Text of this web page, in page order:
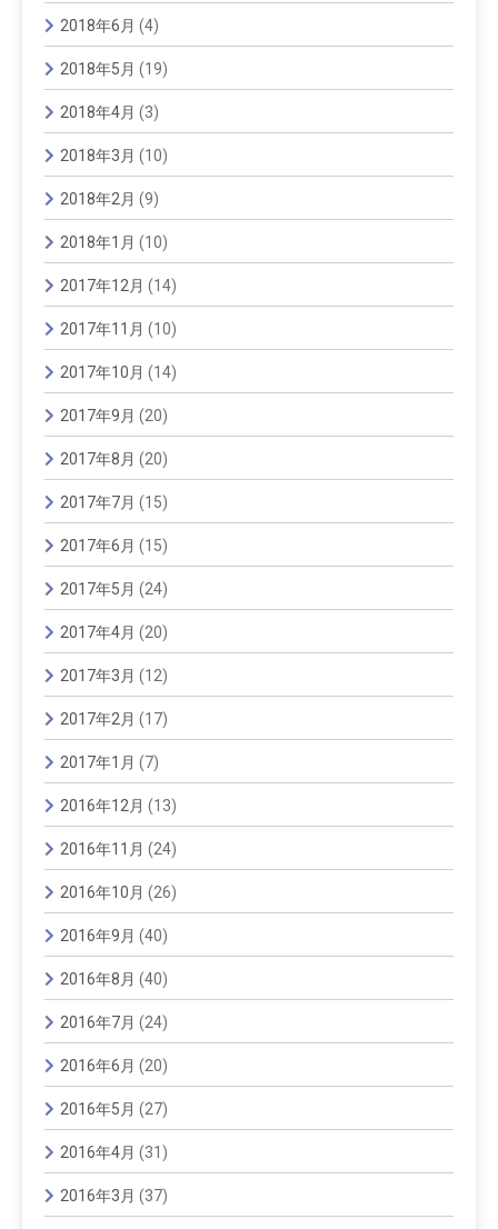
2018年6月 (4)
2018年5月 (19)
2018年4月 (3)
2018年3月 (10)
2018年2月 (9)
2018年1月 (10)
2017年12月 (14)
2017年11月 (10)
2017年10月 (14)
2017年9月 (20)
2017年8月 (20)
2017年7月 (15)
2017年6月 (15)
2017年5月 (24)
2017年4月 (20)
2017年3月 (12)
2017年2月 (17)
2017年1月 (7)
2016年12月 (13)
2016年11月 (24)
2016年10月 (26)
2016年9月 (40)
2016年8月 (40)
2016年7月 (24)
2016年6月 (20)
2016年5月 (27)
2016年4月 (31)
2016年3月 (37)